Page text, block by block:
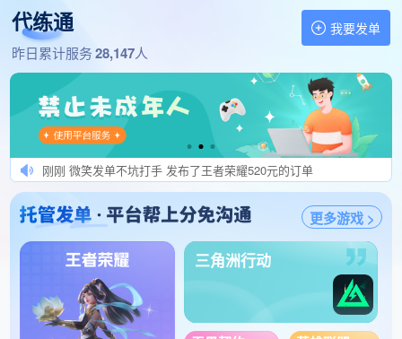
代练通
昨日累计服务28,147人
我要发单
找代练,做代练 就上代练通
刚刚 沐晨发单秒结算 发布了金铲铲之战220元的订单
刚刚 微笑发单不坑打手 发布了王者荣耀520元的订单
刚刚 优选订单秒验收 发布了王者荣耀200元的订单
刚刚 热爱发单秒验收 发布了王者荣耀340元的订单
刚刚 USR201504072731 发布了王者荣耀325元的订单
刚刚 招PC护航工作室个人 发布了三角洲行动170元的订单
刚刚 超人强发肥单秒验收 发布了王者荣耀120元的订单
刚刚 科技伪代选手勿扰 发布了王者荣耀110元的订单
1分钟前 小硕发肥单秒验收 发布了王者荣耀350元的订单
1分钟前 沐橙收租哈夫币 发布了三角洲行动125元的订单
1分钟前 CDRED律师事务所 发布了和平精英180元的订单
1分钟前 USR202102270 发布了王者荣耀180元的订单
1分钟前 三角洲肥单秒结算 发布了三角洲行动140元的订单
更多游戏 >
三角洲行动